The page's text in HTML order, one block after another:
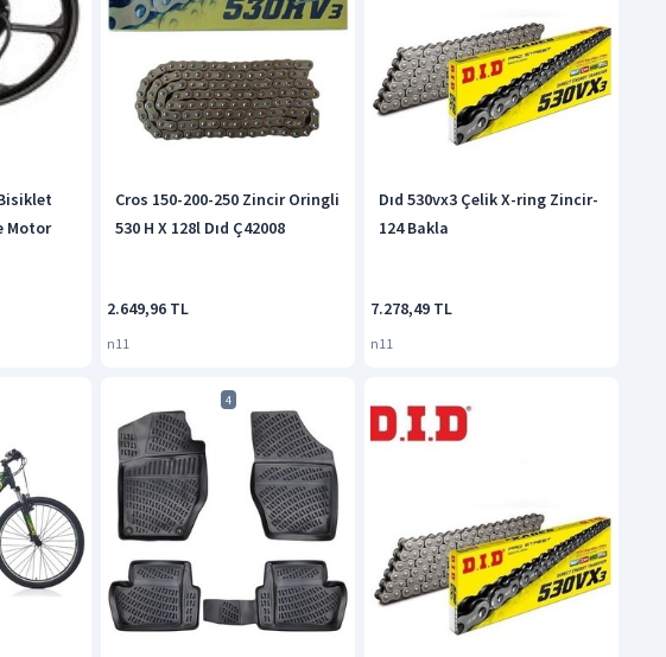
Motor
Cros 150-200-250 Zincir Oringli
530 H X 128l Dıd Ç42008
2.649,96 TL
n11
Dıd 530vx3 Çelik X-ring Zincir-
124 Bakla
7.278,49 TL
n11
4